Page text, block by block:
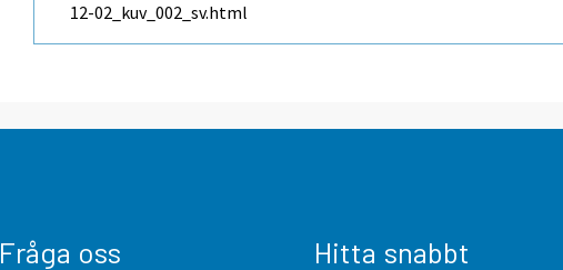
12-02_kuv_002_sv.html
Fråga oss Hitta snabbt